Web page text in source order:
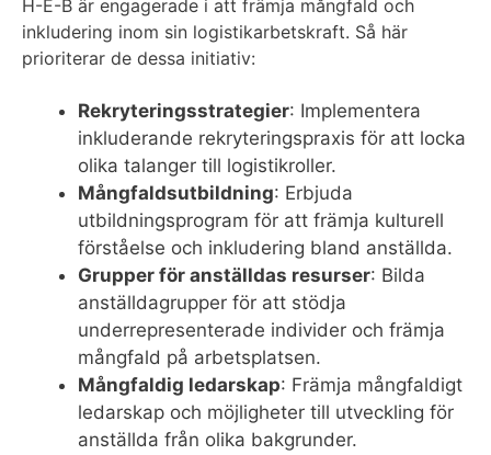
H-E-B är engagerade i att främja mångfald och
inkludering inom sin logistikarbetskraft. Så här
prioriterar de dessa initiativ:
Rekryteringsstrategier: Implementera
inkluderande rekryteringspraxis för att locka
olika talanger till logistikroller.
Mångfaldsutbildning: Erbjuda
utbildningsprogram för att främja kulturell
förståelse och inkludering bland anställda.
Grupper för anställdas resurser: Bilda
anställdagrupper för att stödja
underrepresenterade individer och främja
mångfald på arbetsplatsen.
Mångfaldig ledarskap: Främja mångfaldigt
ledarskap och möjligheter till utveckling för
anställda från olika bakgrunder.